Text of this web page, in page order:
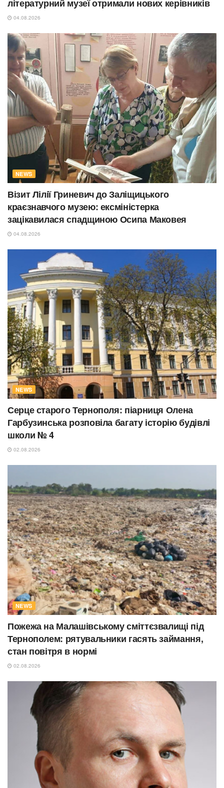
літературний музеї отримали нових керівників
04.08.2026
NEWS
Візит Лілії Гриневич до Заліщицького
краєзнавчого музею: ексміністерка
зацікавилася спадщиною Осипа Маковея
04.08.2026
NEWS
Серце старого Тернополя: піарниця Олена
Гарбузинська розповіла багату історію будівлі
школи № 4
02.08.2026
NEWS
Пожежа на Малашівському сміттєзвалищі під
Тернополем: рятувальники гасять займання,
стан повітря в нормі
02.08.2026